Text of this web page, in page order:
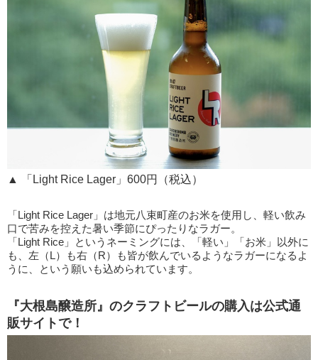
▲ 「Light Rice Lager」600円（税込）
「Light Rice Lager」は地元八束町産のお米を使用し、軽い飲み
口で苦みを控えた暑い季節にぴったりなラガー。
「Light Rice」というネーミングには、「軽い」「お米」以外に
も、左（L）も右（R）も皆が飲んでいるようなラガーになるよ
うに、という願いも込められています。
『大根島醸造所』のクラフトビールの購入は公式通
販サイトで！